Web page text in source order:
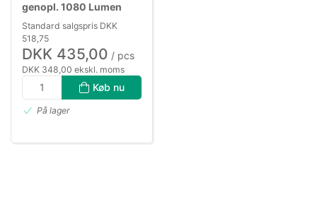
genopl. 1080 Lumen
Standard salgspris DKK
518,75
DKK 435,00 / pcs
DKK 348,00 ekskl. moms
Køb nu
På lager